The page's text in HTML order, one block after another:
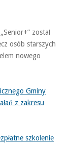
został
osób starszych
nowego
Gminy
z zakresu
szkolenie